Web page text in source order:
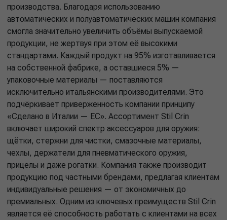
производства. Благодаря использованию
автоматических и полуавтоматических машин компания
смогла значительно увеличить объёмы выпускаемой
продукции, не жертвуя при этом её высокими
стандартами. Каждый продукт на 95% изготавливается
на собственной фабрике, а оставшиеся 5% —
упаковочные материалы — поставляются
исключительно итальянскими производителями. Это
подчёркивает приверженность компании принципу
«Сделано в Италии — ЕС». Ассортимент Stil Crin
включает широкий спектр аксессуаров для оружия:
щётки, стержни для чистки, смазочные материалы,
чехлы, держатели для пневматического оружия,
прицелы и даже рогатки. Компания также производит
продукцию под частными брендами, предлагая клиентам
индивидуальные решения — от экономичных до
премиальных. Одним из ключевых преимуществ Stil Crin
является её способность работать с клиентами на всех